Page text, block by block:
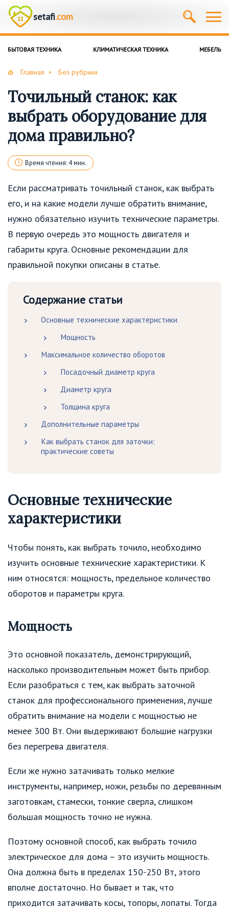
setafi.com
БЫТОВАЯ ТЕХНИКА КЛИМАТИЧЕСКАЯ ТЕХНИКА МЕБЕЛЬ
Главная Без рубрики
Точильный станок: как
выбрать оборудование для
дома правильно?
Время чтения: 4 мин.
Если рассматривать точильный станок, как выбрать
его, и на какие модели лучше обратить внимание,
нужно обязательно изучить технические параметры.
В первую очередь это мощность двигателя и
габариты круга. Основные рекомендации для
правильной покупки описаны в статье.
Содержание статьи
Основные технические характеристики
Мощность
Максимальное количество оборотов
Посадочный диаметр круга
Диаметр круга
Толщина круга
Дополнительные параметры
Как выбрать станок для заточки:
практические советы
Основные технические
характеристики
Чтобы понять, как выбрать точило, необходимо
изучить основные технические характеристики. К
ним относятся: мощность, предельное количество
оборотов и параметры круга.
Мощность
Это основной показатель, демонстрирующий,
насколько производительным может быть прибор.
Если разобраться с тем, как выбрать заточной
станок для профессионального применения, лучше
обратить внимание на модели с мощностью не
менее 300 Вт. Они выдерживают большие нагрузки
без перегрева двигателя.
Если же нужно затачивать только мелкие
инструменты, например, ножи, резьбы по деревянным
заготовкам, стамески, тонкие сверла, слишком
большая мощность точно не нужна.
Поэтому основной способ, как выбрать точило
электрическое для дома – это изучить мощность.
Она должна быть в пределах 150-250 Вт, этого
вполне достаточно. Но бывает и так, что
приходится затачивать косы, топоры, лопаты. Тогда